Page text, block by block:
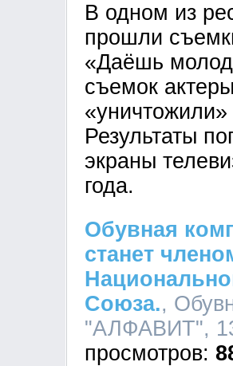
В одном из
прошли
«Даёшь
съемок
Результаты
экраны
года.
Обувная
станет
Союза.,
"АЛФАВИТ",